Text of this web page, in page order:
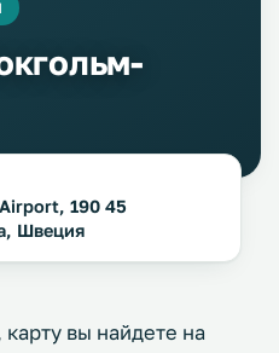
190 45
Швеция
вы найдете на